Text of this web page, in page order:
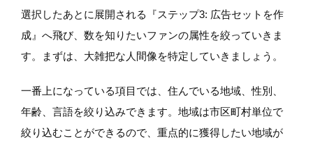
選択したあとに展開される『ステップ3: 広告セットを作
成』へ飛び、数を知りたいファンの属性を絞っていきま
す。まずは、大雑把な人間像を特定していきましょう。
一番上になっている項目では、住んでいる地域、性別、
年齢、言語を絞り込みできます。地域は市区町村単位で
絞り込むことができるので、重点的に獲得したい地域が